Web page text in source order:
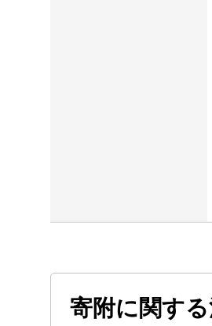
寄附に関す